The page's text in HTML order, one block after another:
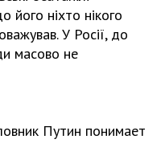
ніхто нікого
У Росії, до
масово не
Путин понимает